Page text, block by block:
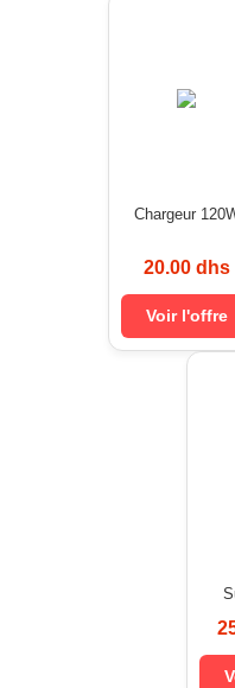
Chargeur
20.00 dhs
Voir l'offre